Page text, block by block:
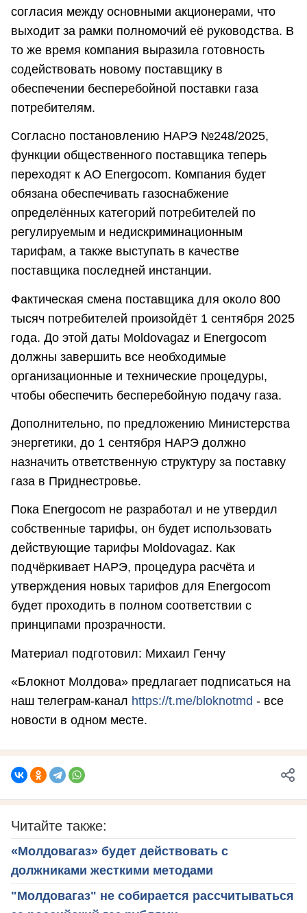
согласия между основными акционерами, что
выходит за рамки полномочий её руководства. В
то же время компания выразила готовность
содействовать новому поставщику в
обеспечении бесперебойной поставки газа
потребителям.
Согласно постановлению НАРЭ №248/2025,
функции общественного поставщика теперь
переходят к АО Energocom. Компания будет
обязана обеспечивать газоснабжение
определённых категорий потребителей по
регулируемым и недискриминационным
тарифам, а также выступать в качестве
поставщика последней инстанции.
Фактическая смена поставщика для около 800
тысяч потребителей произойдёт 1 сентября 2025
года. До этой даты Moldovagaz и Energocom
должны завершить все необходимые
организационные и технические процедуры,
чтобы обеспечить бесперебойную подачу газа.
Дополнительно, по предложению Министерства
энергетики, до 1 сентября НАРЭ должно
назначить ответственную структуру за поставку
газа в Приднестровье.
Пока Energocom не разработал и не утвердил
собственные тарифы, он будет использовать
действующие тарифы Moldovagaz. Как
подчёркивает НАРЭ, процедура расчёта и
утверждения новых тарифов для Energocom
будет проходить в полном соответствии с
принципами прозрачности.
Материал подготовил: Михаил Генчу
«Блокнот Молдова» предлагает подписаться на
наш телеграм-канал https://t.me/bloknotmd - все
новости в одном месте.
Читайте также:
«Молдовагаз» будет действовать с
должниками жесткими методами
"Молдовагаз" не собирается рассчитываться